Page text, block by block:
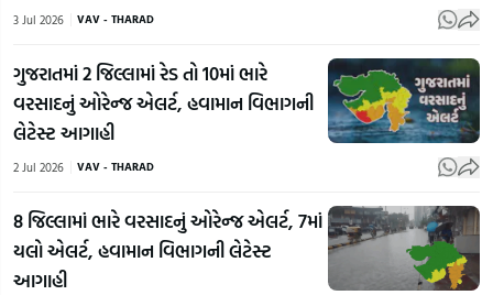
3 Jul 2026 VAV - THARAD
ગુજરાતમાં 2 જિલ્લામાં રેડ તો 10માં ભારે
વરસાદનું ઓરેન્જ એલર્ટ, હવામાન વિભાગની
લેટેસ્ટ આગાહી
2 Jul 2026 VAV - THARAD
8 જિલ્લામાં ભારે વરસાદનું ઓરેન્જ એલર્ટ, 7માં
યલો એલર્ટ, હવામાન વિભાગની લેટેસ્ટ
આગાહી